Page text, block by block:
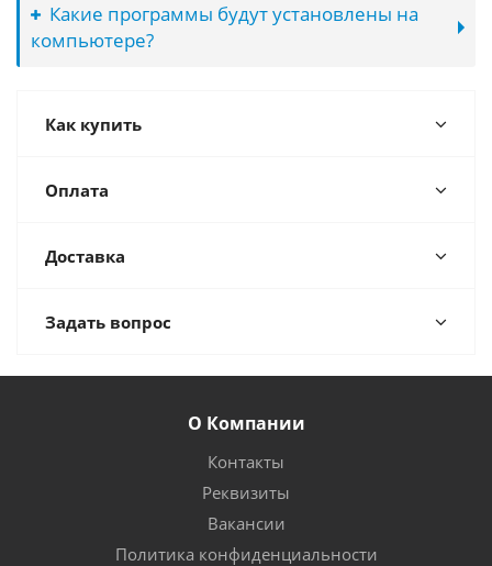
Какие программы будут установлены на
компьютере?
Как купить
Оплата
Доставка
Задать вопрос
О Компании
Контакты
Реквизиты
Вакансии
Политика конфиденциальности